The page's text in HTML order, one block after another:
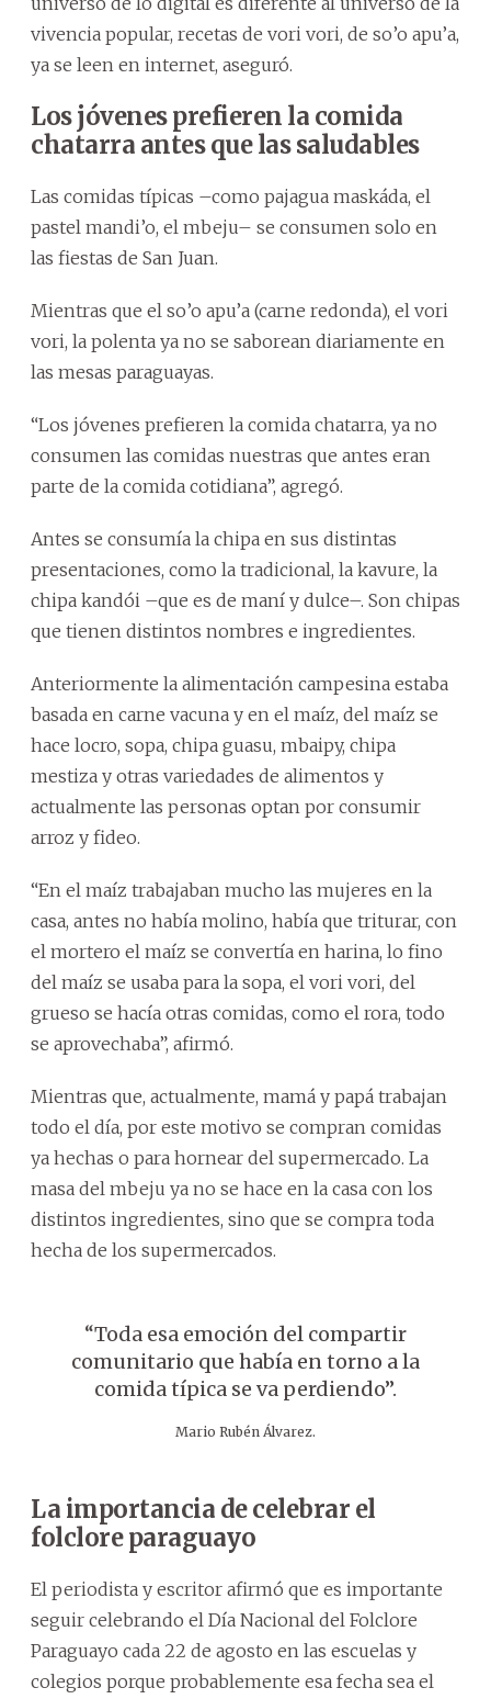
vivencia popular, recetas de vori vori, de so’o apu’a,
ya se leen en internet, aseguró.
Los jóvenes prefieren la comida
chatarra antes que las saludables
Las comidas típicas –como pajagua maskáda, el
pastel mandi’o, el mbeju– se consumen solo en
las fiestas de San Juan.
Mientras que el so’o apu’a (carne redonda), el vori
vori, la polenta ya no se saborean diariamente en
las mesas paraguayas.
“Los jóvenes prefieren la comida chatarra, ya no
consumen las comidas nuestras que antes eran
parte de la comida cotidiana”, agregó.
Antes se consumía la chipa en sus distintas
presentaciones, como la tradicional, la kavure, la
chipa kandói –que es de maní y dulce–. Son chipas
que tienen distintos nombres e ingredientes.
Anteriormente la alimentación campesina estaba
basada en carne vacuna y en el maíz, del maíz se
hace locro, sopa, chipa guasu, mbaipy, chipa
mestiza y otras variedades de alimentos y
actualmente las personas optan por consumir
arroz y fideo.
“En el maíz trabajaban mucho las mujeres en la
casa, antes no había molino, había que triturar, con
el mortero el maíz se convertía en harina, lo fino
del maíz se usaba para la sopa, el vori vori, del
grueso se hacía otras comidas, como el rora, todo
se aprovechaba”, afirmó.
Mientras que, actualmente, mamá y papá trabajan
todo el día, por este motivo se compran comidas
ya hechas o para hornear del supermercado. La
masa del mbeju ya no se hace en la casa con los
distintos ingredientes, sino que se compra toda
hecha de los supermercados.
“Toda esa emoción del compartir
comunitario que había en torno a la
comida típica se va perdiendo”.
Mario Rubén Álvarez.
La importancia de celebrar el
folclore paraguayo
El periodista y escritor afirmó que es importante
seguir celebrando el Día Nacional del Folclore
Paraguayo cada 22 de agosto en las escuelas y
colegios porque probablemente esa fecha sea el